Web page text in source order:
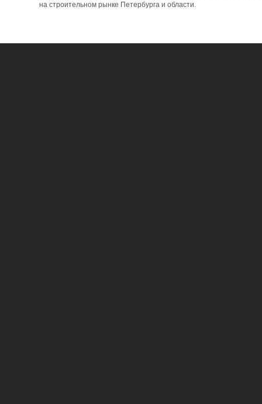
на строительном рынке Петербурга и области.